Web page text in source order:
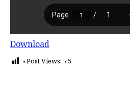
Download
Post Views: 5